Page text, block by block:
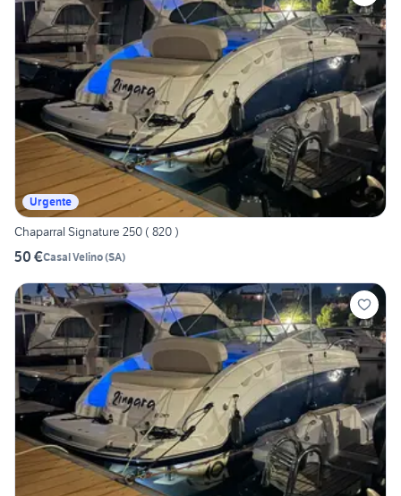
Urgente
Chaparral Signature 250 ( 820 )
50 €Casal Velino(SA)